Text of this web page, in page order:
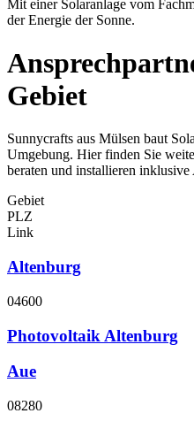
Mit einer Solaranlage vom
der Energie der Sonne.
Gebiet
Sunnycrafts aus Mülsen baut
Umgebung. Hier finden Sie
beraten und installieren inklusive
Gebiet
PLZ
Link
Altenburg
04600
Photovoltaik Altenburg
Aue
08280